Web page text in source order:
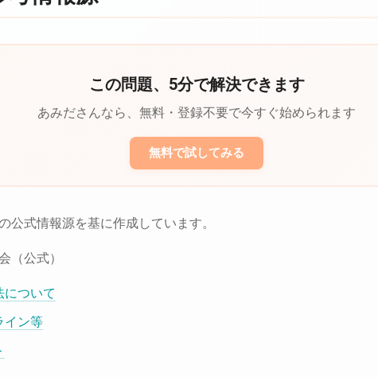
この問題、5分で解決できます
あみださんなら、無料・登録不要で今すぐ始められます
無料で試してみる
公式情報源を基に作成しています。
（公式）
について
イン等